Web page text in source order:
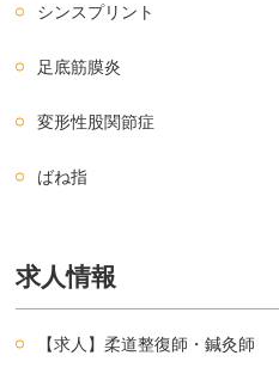
シンスプリント
足底筋膜炎
変形性股関節症
ばね指
求人情報
【求人】柔道整復師・鍼灸師